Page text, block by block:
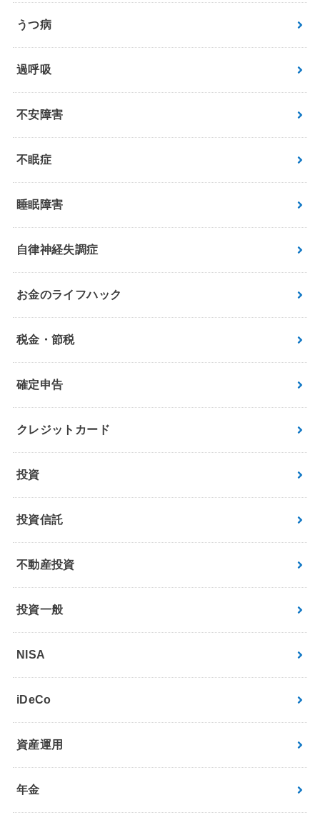
うつ病
過呼吸
不安障害
不眠症
睡眠障害
自律神経失調症
お金のライフハック
税金・節税
確定申告
クレジットカード
投資
投資信託
不動産投資
投資一般
NISA
iDeCo
資産運用
年金